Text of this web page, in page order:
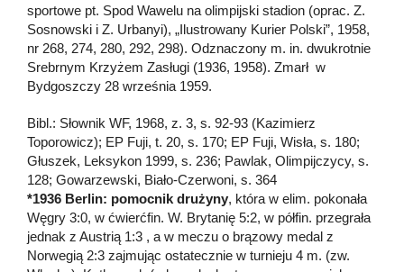
sportowe pt. Spod Wawelu na olimpijski stadion (oprac. Z.
Sosnowski i Z. Urbanyi), „Ilustrowany Kurier Polski”, 1958,
nr 268, 274, 280, 292, 298). Odznaczony m. in. dwukrotnie
Srebrnym Krzyżem Zasługi (1936, 1958). Zmarł w
Bydgoszczy 28 września 1959.
Bibl.: Słownik WF, 1968, z. 3, s. 92-93 (Kazimierz
Toporowicz); EP Fuji, t. 20, s. 170; EP Fuji, Wisła, s. 180;
Głuszek, Leksykon 1999, s. 236; Pawlak, Olimpijczycy, s.
128; Gowarzewski, Biało-Czerwoni, s. 364
*1936 Berlin: pomocnik drużyny, która w elim. pokonała
Węgry 3:0, w ćwierćfin. W. Brytanię 5:2, w półfin. przegrała
jednak z Austrią 1:3 , a w meczu o brązowy medal z
Norwegią 2:3 zajmując ostatecznie w turnieju 4 m. (zw.